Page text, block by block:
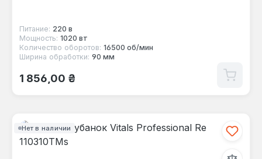
Питание: 220 в
Мощность: 1020 вт
Количество оборотов: 16500 об/мин
Ширина обработки: 90 мм
Обычная цена:
1 856,00 ₴
Нет в наличии